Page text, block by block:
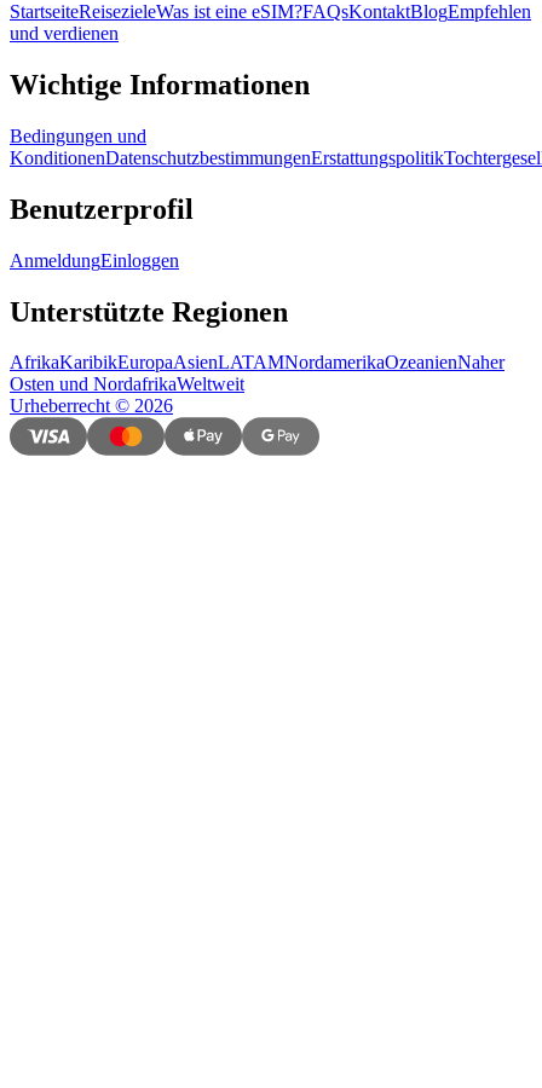
StartseiteReisezieleWas ist eine eSIM?FAQsKontaktBlogEmpfehlen
und verdienen
Wichtige Informationen
Bedingungen und
KonditionenDatenschutzbestimmungenErstattungspolitik
Benutzerprofil
AnmeldungEinloggen
Unterstützte Regionen
AfrikaKaribikEuropaAsienLATAMNordamerikaOzeanienNaher
Osten und NordafrikaWeltweit
Urheberrecht© 2026